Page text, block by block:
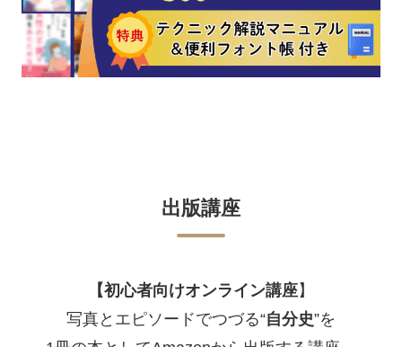
出版講座
【初心者向けオンライン講座】
写真とエピソードでつづる“自分史”を